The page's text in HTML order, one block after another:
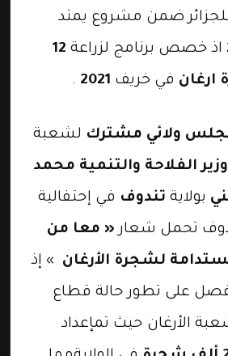
ضمن مشروع يمتد
اذ خصص برنامج لزراعة 12
في خريف 2021
.
ولائي مشترك لشعبة
وزير الفلاحة والتنمية محمد
بولاية تندوف في إحتفالية
تحمل شعار « معا من
لشجرة الأرغان » إذ
على تطور حالة قطاع
الأرغان حيث تمإعداد